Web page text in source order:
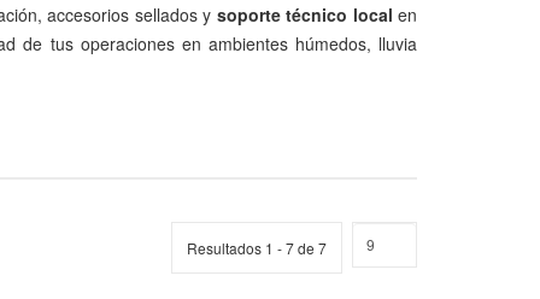
accesorios sellados y soporte técnico local en
de tus operaciones en ambientes húmedos, lluvia
Resultados 1 - 7 de 7